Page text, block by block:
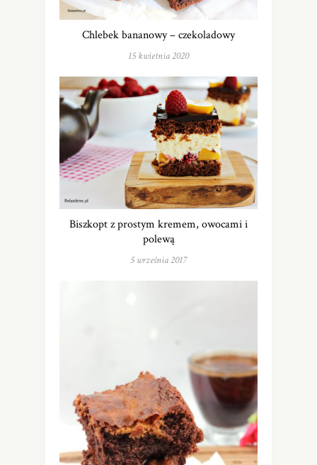
Chlebek bananowy – czekoladowy
15 kwietnia 2020
Biszkopt z prostym kremem, owocami i
polewą
5 września 2017